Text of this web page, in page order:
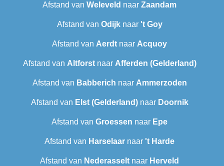
Afstand van Weleveld naar Zaandam
Afstand van Odijknaar 't Goy
Afstand van Aerdt naar Acquoy
Afstand van Altforstnaar Afferden (Gelderland)
Afstand van Babberich naar Ammerzoden
Afstand van Elst (Gelderland)naar Doornik
Afstand van Groessen naar Epe
Afstand van Harselaar naar 't Harde
Afstand van Nederasselt naar Herveld